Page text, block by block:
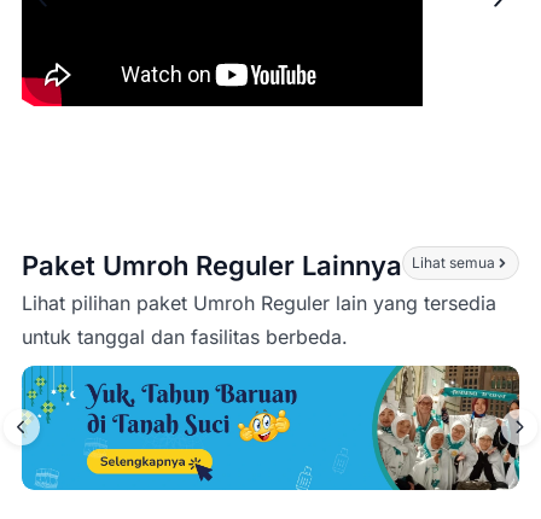
Paket Umroh Reguler Lainnya Lihat semua
Lihat pilihan paket Umroh Reguler lain yang tersedia
untuk tanggal dan fasilitas berbeda.